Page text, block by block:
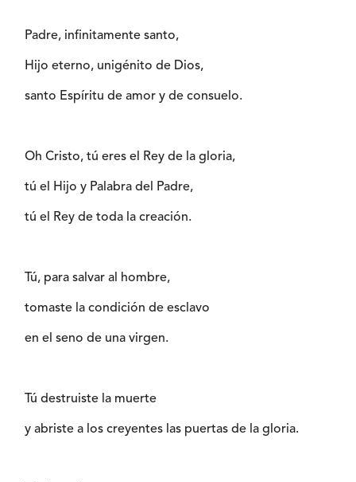
Padre, infinitamente santo,
Hijo eterno, unigénito de Dios,
santo Espíritu de amor y de consuelo.
Oh Cristo, tú eres el Rey de la gloria,
tú el Hijo y Palabra del Padre,
tú el Rey de toda la creación.
Tú, para salvar al hombre,
tomaste la condición de esclavo
en el seno de una virgen.
Tú destruiste la muerte
y abriste a los creyentes las puertas de la gloria.